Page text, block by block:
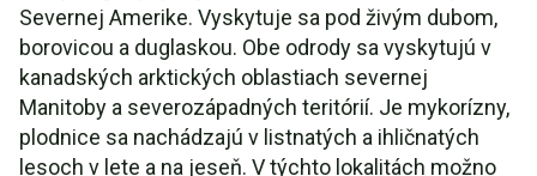
Severnej Amerike. Vyskytuje sa pod živým dubom,
borovicou a duglaskou. Obe odrody sa vyskytujú v
kanadských arktických oblastiach severnej
Manitoby a severozápadných teritórií. Je mykorízny,
plodnice sa nachádzajú v listnatých a ihličnatých
lesoch v lete a na jeseň. V týchto lokalitách možno